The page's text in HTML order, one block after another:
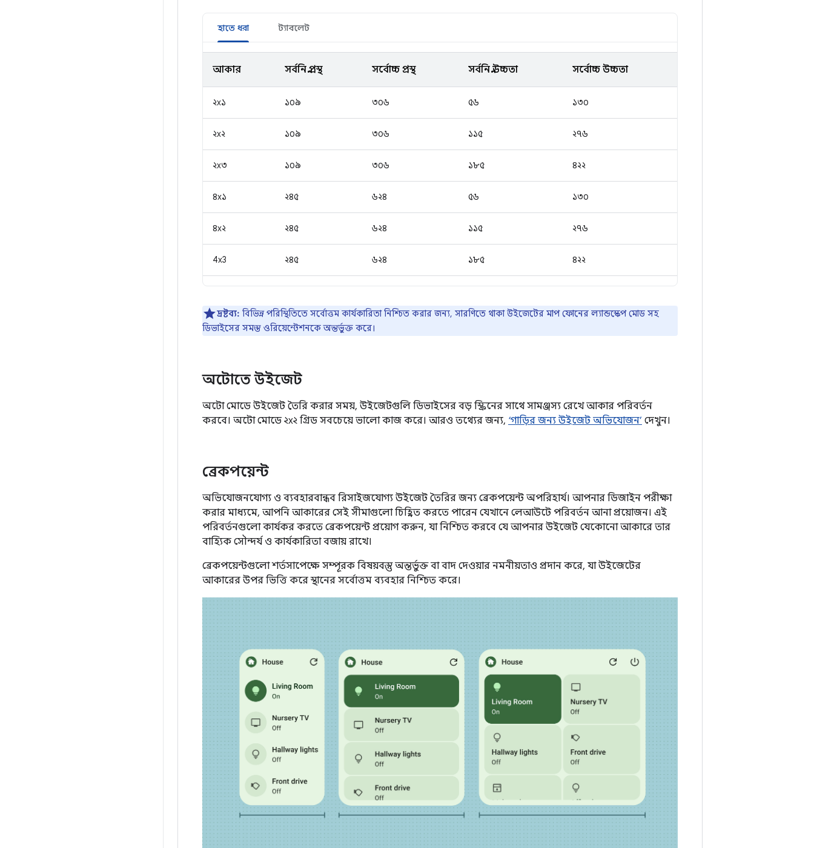
হাতে ধরা ট্যাবলেট
আকার সর্বনিম্ন প্রস্থ সর্বোচ্চ প্রস্থ সর্বনিম্ন উচ্চতা সর্বোচ্চ উচ্চতা
২x১ ১০৯ ৩০৬ ৫৬ ১৩০
২x২ ১০৯ ৩০৬ ১১৫ ২৭৬
২x৩ ১০৯ ৩০৬ ১৮৫ ৪২২
৪x১ ২৪৫ ৬২৪ ৫৬ ১৩০
৪x২ ২৪৫ ৬২৪ ১১৫ ২৭৬
4x3 ২৪৫ ৬২৪ ১৮৫ ৪২২
দ্রষ্টব্য: বিভিন্ন পরিস্থিতিতে সর্বোত্তম কার্যকারিতা নিশ্চিত করার জন্য, সারণিতে থাকা উইজেটের মাপ ফোনের ল্যান্ডস্কেপ মোড সহ
ডিভাইসের সমস্ত ওরিয়েন্টেশনকে অন্তর্ভুক্ত করে।
অটোতে উইজেট
অটো মোডে উইজেট তৈরি করার সময়, উইজেটগুলি ডিভাইসের বড় স্ক্রিনের সাথে সামঞ্জস্য রেখে আকার পরিবর্তন
করবে। অটো মোডে ২x২ গ্রিড সবচেয়ে ভালো কাজ করে। আরও তথ্যের জন্য, ‘গাড়ির জন্য উইজেট অভিযোজন’ দেখুন।
ব্রেকপয়েন্ট
অভিযোজনযোগ্য ও ব্যবহারবান্ধব রিসাইজযোগ্য উইজেট তৈরির জন্য ব্রেকপয়েন্ট অপরিহার্য। আপনার ডিজাইন পরীক্ষা
করার মাধ্যমে, আপনি আকারের সেই সীমাগুলো চিহ্নিত করতে পারেন যেখানে লেআউটে পরিবর্তন আনা প্রয়োজন। এই
পরিবর্তনগুলো কার্যকর করতে ব্রেকপয়েন্ট প্রয়োগ করুন, যা নিশ্চিত করবে যে আপনার উইজেট যেকোনো আকারে তার
বাহ্যিক সৌন্দর্য ও কার্যকারিতা বজায় রাখে।
ব্রেকপয়েন্টগুলো শর্তসাপেক্ষে সম্পূরক বিষয়বস্তু অন্তর্ভুক্ত বা বাদ দেওয়ার নমনীয়তাও প্রদান করে, যা উইজেটের
আকারের উপর ভিত্তি করে স্থানের সর্বোত্তম ব্যবহার নিশ্চিত করে।